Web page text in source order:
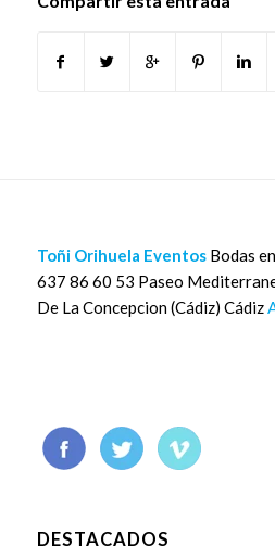
Toñi Orihuela EventosBodas
637 86 60 53 Paseo
De La Concepcion (Cádiz) Cádiz
DESTACADOS